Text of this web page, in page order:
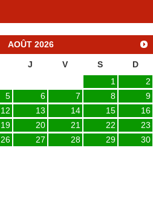
AOÛT 2026
J V S
D
1
2
5 6 7 8
9
12 13 14 15
16
19 20 21 22
23
26 27 28 29
30